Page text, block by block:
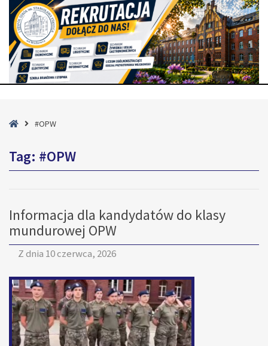
Strona#OPW
Tag: #OPW
Informacja dla kandydatów do klasy
mundurowej OPW
Z dnia 10 czerwca, 2026